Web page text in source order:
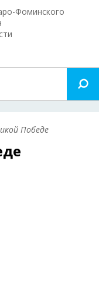
Фоминского
Победе